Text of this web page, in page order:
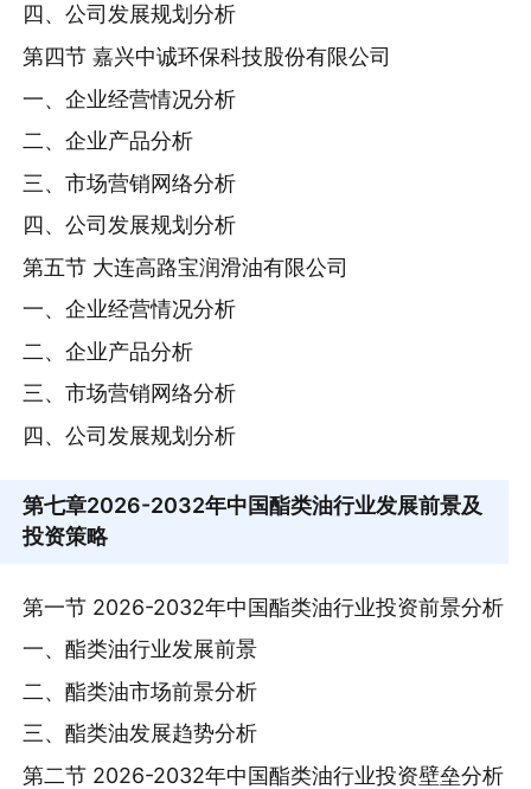
四、公司发展规划分析
第四节 嘉兴中诚环保科技股份有限公司
一、企业经营情况分析
二、企业产品分析
三、市场营销网络分析
四、公司发展规划分析
第五节 大连高路宝润滑油有限公司
一、企业经营情况分析
二、企业产品分析
三、市场营销网络分析
四、公司发展规划分析
第七章2026-2032年中国酯类油行业发展前景及
投资策略
第一节 2026-2032年中国酯类油行业投资前景分析
一、酯类油行业发展前景
二、酯类油市场前景分析
三、酯类油发展趋势分析
第二节 2026-2032年中国酯类油行业投资壁垒分析